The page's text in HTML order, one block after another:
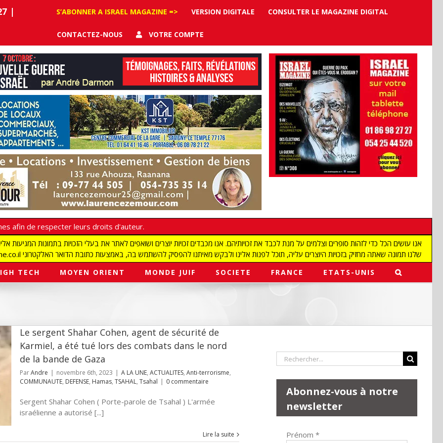
|
S’ABONNER A ISRAEL MAGAZINE => VERSION DIGITALE CONSULTER LE MAGAZINE DIGITAL
CONTACTEZ-NOUS VOTRE COMPTE
afin de respecter leurs droits d'auteur.
redaction@israelmagazine.co.il שלנו תמונה שאתה מחזיק בזכויות היוצרים עליה, תוכל לפנות אלינו ולבקש מאיתנו להפסיק להשתמש בה, באמצעות כתובת הדואר האלקטרוני
TECH MOYEN ORIENT MONDE JUIF SOCIETE FRANCE ETATS-UNIS
Le sergent Shahar Cohen, agent de sécurité de
Karmiel, a été tué lors des combats dans le nord
de la bande de Gaza
ParAndre | novembre 6th, 2023 | A LA UNE, ACTUALITES, Anti-terrorisme,
COMMUNAUTE, DEFENSE, Hamas, TSAHAL, Tsahal | 0 commentaire
Sergent Shahar Cohen ( Porte-parole de Tsahal ) L'armée
israélienne a autorisé [...]
Lire la suite
Rechercher:
Abonnez-vous à notre
newsletter
Prénom *